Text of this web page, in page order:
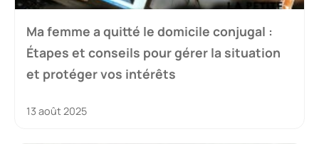
Ma femme a quitté le domicile conjugal :
Étapes et conseils pour gérer la situation
et protéger vos intérêts
13 août 2025